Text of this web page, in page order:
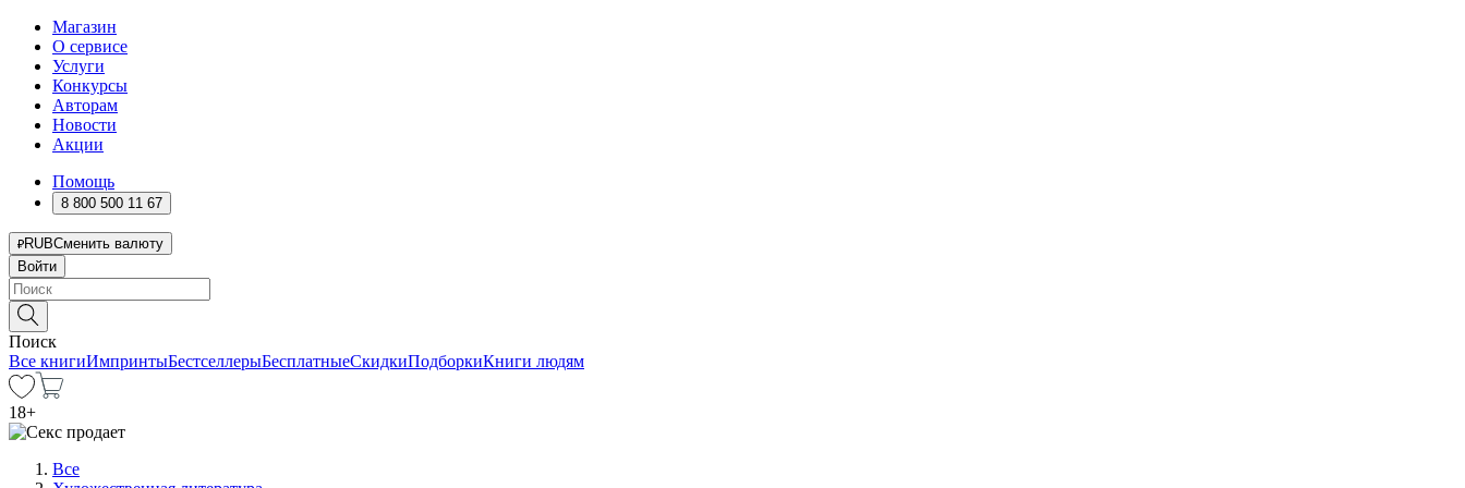
Магазин
О сервисе
Услуги
Конкурсы
Авторам
Новости
Акции
Помощь
8 800 500 11 67
RUBСменить валюту
Войти
Поиск
Все книгиИмпринтыБестселлерыБесплатныеСкидкиПодборкиКниги людям
18+
Все